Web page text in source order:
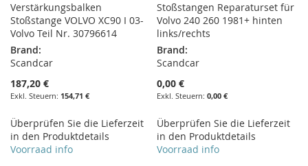
Verstärkungsbalken
Stoßstange VOLVO XC90 I 03-
Volvo Teil Nr. 30796614
Brand:
Scandcar
187,20 €
154,71 €
Überprüfen Sie die Lieferzeit
in den Produktdetails
Voorraad info
Stoßstangen Reparaturset für
Volvo 240 260 1981+ hinten
links/rechts
Brand:
Scandcar
0,00 €
0,00 €
Überprüfen Sie die Lieferzeit
in den Produktdetails
Voorraad info